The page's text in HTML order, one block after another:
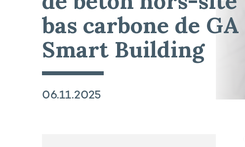
bas carbone de GA
Smart Building
06.11.2025